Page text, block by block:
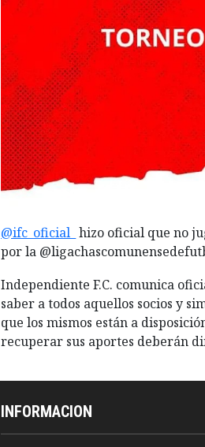
@ifc_oficial_ hizo oficial que no
por la
Independiente F.C. comunica
saber a todos aquellos socios y
que los mismos están a
recuperar sus aportes deberán
INFORMACION